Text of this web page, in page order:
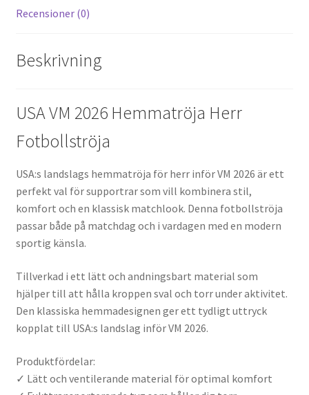
Recensioner (0)
Beskrivning
USA VM 2026 Hemmatröja Herr
Fotbollströja
USA:s landslags hemmatröja för herr inför VM 2026 är ett
perfekt val för supportrar som vill kombinera stil,
komfort och en klassisk matchlook. Denna fotbollströja
passar både på matchdag och i vardagen med en modern
sportig känsla.
Tillverkad i ett lätt och andningsbart material som
hjälper till att hålla kroppen sval och torr under aktivitet.
Den klassiska hemmadesignen ger ett tydligt uttryck
kopplat till USA:s landslag inför VM 2026.
Produktfördelar:
✓ Lätt och ventilerande material för optimal komfort